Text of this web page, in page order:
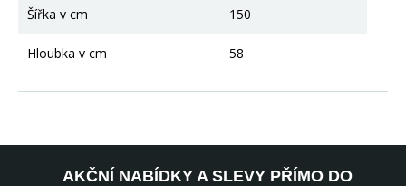
Šířka v cm 150
Hloubka v cm 58
AKČNÍ NABÍDKY A SLEVY PŘÍMO DO